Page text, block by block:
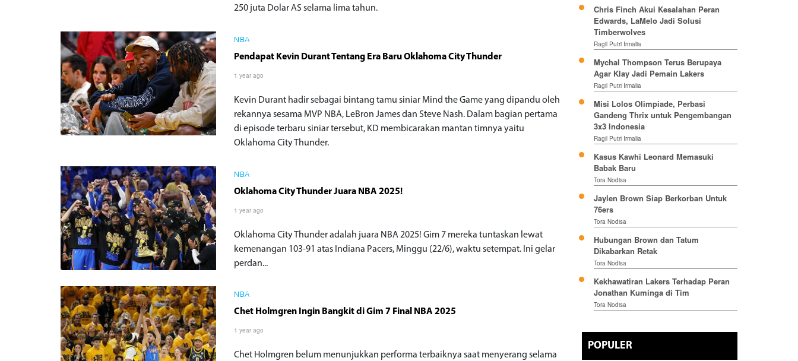
250 juta Dolar AS selama lima tahun.
NBA
Pendapat Kevin Durant Tentang Era Baru Oklahoma City Thunder
1 year ago
Kevin Durant hadir sebagai bintang tamu siniar Mind the Game yang dipandu oleh
rekannya sesama MVP NBA, LeBron James dan Steve Nash. Dalam bagian pertama
di episode terbaru siniar tersebut, KD membicarakan mantan timnya yaitu
Oklahoma City Thunder.
NBA
Oklahoma City Thunder Juara NBA 2025!
1 year ago
Oklahoma City Thunder adalah juara NBA 2025! Gim 7 mereka tuntaskan lewat
kemenangan 103-91 atas Indiana Pacers, Minggu (22/6), waktu setempat. Ini gelar
perdan...
NBA
Chet Holmgren Ingin Bangkit di Gim 7 Final NBA 2025
1 year ago
Chet Holmgren belum menunjukkan performa terbaiknya saat menyerang selama
Chris Finch Akui Kesalahan Peran
Edwards, LaMelo Jadi Solusi
Timberwolves
Ragil Putri Irmalia
Mychal Thompson Terus Berupaya
Agar Klay Jadi Pemain Lakers
Ragil Putri Irmalia
Misi Lolos Olimpiade, Perbasi
Gandeng Thrix untuk Pengembangan
3x3 Indonesia
Ragil Putri Irmalia
Kasus Kawhi Leonard Memasuki
Babak Baru
Tora Nodisa
Jaylen Brown Siap Berkorban Untuk
76ers
Tora Nodisa
Hubungan Brown dan Tatum
Dikabarkan Retak
Tora Nodisa
Kekhawatiran Lakers Terhadap Peran
Jonathan Kuminga di Tim
Tora Nodisa
POPULER